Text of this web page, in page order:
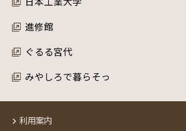
進修館
ぐるる宮代
みやしろで暮らそっ
利用案内